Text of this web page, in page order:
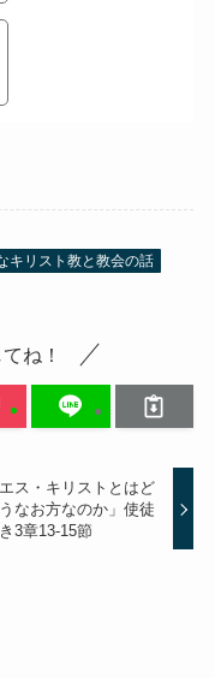
キリスト教と教会の話
ね！
エス・キリストとはど
なお方なのか」使徒
3章13-15節